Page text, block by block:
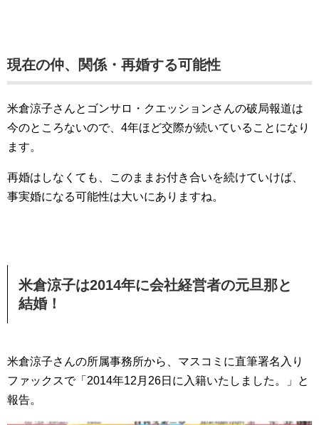
現在の仲、関係・再婚する可能性
米倉涼子さんとゴンサロ・クエッションさんの破局報道は
今のところないので、4年ほど交際が続いていることになり
ます。
再婚はしなくても、このままお付き合いを続けていけば、
事実婚になる可能性は大いにありますね。
米倉涼子は2014年に会社経営者の元旦那と
結婚！
米倉涼子さんの所属事務所から、マスコミに直筆署名入り
ファックスで「2014年12月26日に入籍いたしました。」と
報告。